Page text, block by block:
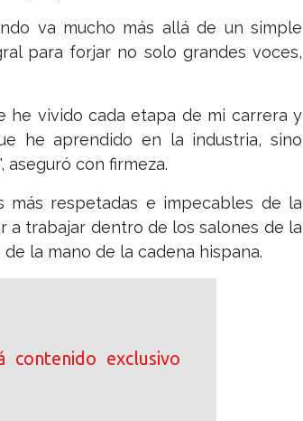
va mucho más allá de un simple
para forjar no solo grandes voces,
he vivido cada etapa de mi carrera y
he aprendido en la industria, sino
aseguró con firmeza.
más respetadas e impecables de la
a trabajar dentro de los salones de la
la mano de la cadena hispana.
contenido exclusivo